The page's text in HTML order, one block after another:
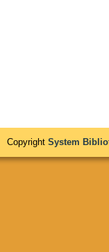
Copyright System